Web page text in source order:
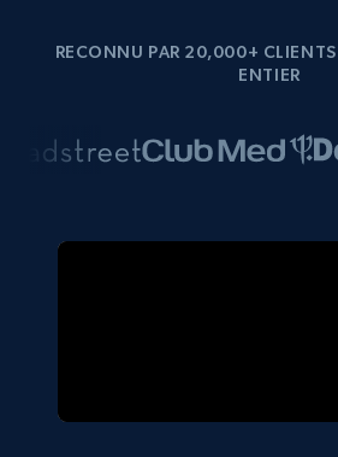
RECONNU PAR 20,000+
ENTIER